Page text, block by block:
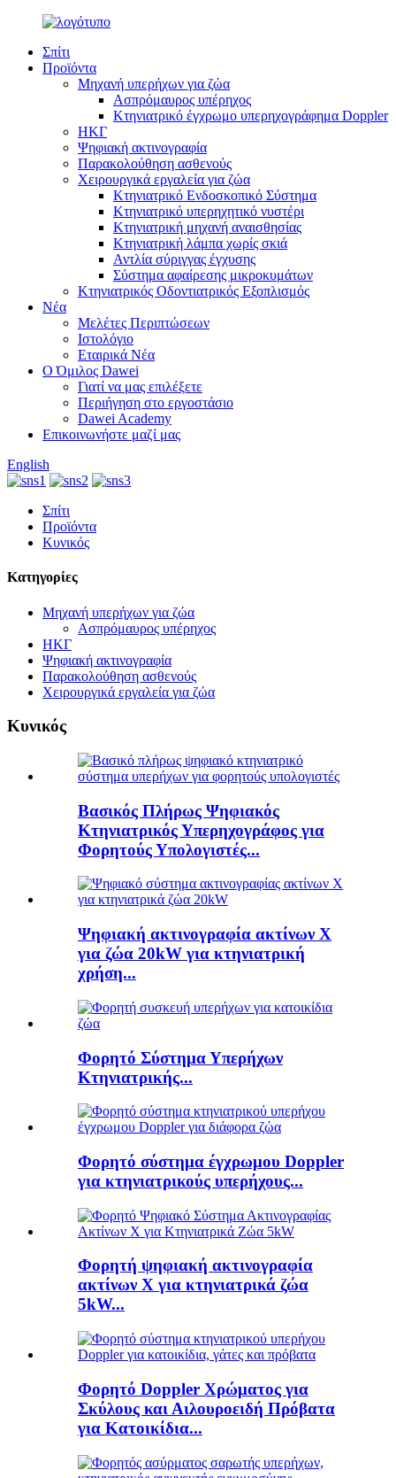
Σπίτι
Προϊόντα
Μηχανή υπερήχων για ζώα
Ασπρόμαυρος υπέρηχος
Κτηνιατρικό έγχρωμο υπερηχογράφημα Doppler
ΗΚΓ
Ψηφιακή ακτινογραφία
Παρακολούθηση ασθενούς
Χειρουργικά εργαλεία για ζώα
Κτηνιατρικό Ενδοσκοπικό Σύστημα
Κτηνιατρικό υπερηχητικό νυστέρι
Κτηνιατρική μηχανή αναισθησίας
Κτηνιατρική λάμπα χωρίς σκιά
Αντλία σύριγγας έγχυσης
Σύστημα αφαίρεσης μικροκυμάτων
Κτηνιατρικός Οδοντιατρικός Εξοπλισμός
Νέα
Μελέτες Περιπτώσεων
Ιστολόγιο
Εταιρικά Νέα
Ο Όμιλος Dawei
Γιατί να μας επιλέξετε
Περιήγηση στο εργοστάσιο
Dawei Academy
Επικοινωνήστε μαζί μας
English
Σπίτι
Προϊόντα
Κυνικός
Κατηγορίες
Μηχανή υπερήχων για ζώα
Ασπρόμαυρος υπέρηχος
ΗΚΓ
Ψηφιακή ακτινογραφία
Παρακολούθηση ασθενούς
Χειρουργικά εργαλεία για ζώα
Κυνικός
Βασικός Πλήρως Ψηφιακός
Κτηνιατρικός Υπερηχογράφος για
Φορητούς Υπολογιστές...
Ψηφιακή ακτινογραφία ακτίνων Χ
για ζώα 20kW για κτηνιατρική
χρήση...
Φορητό Σύστημα Υπερήχων
Κτηνιατρικής...
Φορητό σύστημα έγχρωμου Doppler
για κτηνιατρικούς υπερήχους...
Φορητή ψηφιακή ακτινογραφία
ακτίνων Χ για κτηνιατρικά ζώα
5kW...
Φορητό Doppler Χρώματος για
Σκύλους και Αιλουροειδή Πρόβατα
για Κατοικίδια...